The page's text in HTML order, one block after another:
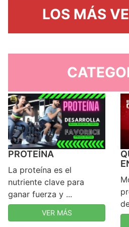
LOS MÁS
PROTEÍNA
La proteína es el
nutriente clave para
ganar fuerza y ...
VER MÁS